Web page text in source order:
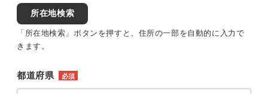
所在地検索
「所在地検索」ボタンを押すと、住所の一部を自動的に入力で
きます。
都道府県 必須